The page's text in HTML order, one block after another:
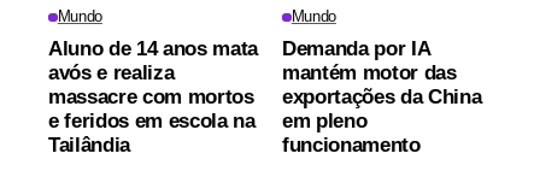
Mundo
Aluno de 14 anos mata
avós e realiza
massacre com mortos
e feridos em escola na
Tailândia
Mundo
Demanda por IA
mantém motor das
exportações da China
em pleno
funcionamento